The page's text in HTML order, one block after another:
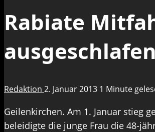
Rabiate
ausgeschlafen
Redaktion 2. Januar 2013 1 Minute
Geilenkirchen. Am 1. Januar stieg
beleidigte die junge Frau die 48-